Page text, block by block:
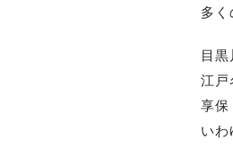
多
目
江戸
享保
いわ